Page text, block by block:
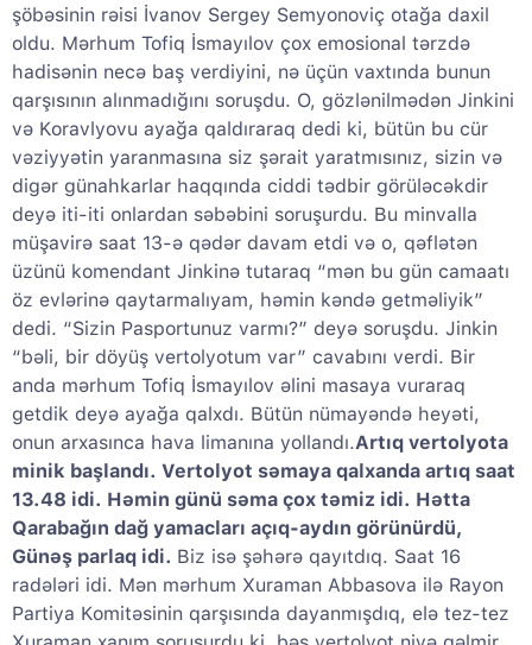
şöbəsinin rəisi İvanov Sergey Semyonoviç otağa daxil
oldu. Mərhum Tofiq İsmayılov çox emosional tərzdə
hadisənin necə baş verdiyini, nə üçün vaxtında bunun
qarşısının alınmadığını soruşdu. O, gözlənilmədən Jinkini
və Koravlyovu ayağa qaldıraraq dedi ki, bütün bu cür
vəziyyətin yaranmasına siz şərait yaratmısınız, sizin və
digər günahkarlar haqqında ciddi tədbir görüləcəkdir
deyə iti-iti onlardan səbəbini soruşurdu. Bu minvalla
müşavirə saat 13-ə qədər davam etdi və o, qəflətən
üzünü komendant Jinkinə tutaraq “mən bu gün camaatı
öz evlərinə qaytarmalıyam, həmin kəndə getməliyik”
dedi. “Sizin Pasportunuz varmı?” deyə soruşdu. Jinkin
“bəli, bir döyüş vertolyotum var” cavabını verdi. Bir
anda mərhum Tofiq İsmayılov əlini masaya vuraraq
getdik deyə ayağa qalxdı. Bütün nümayəndə heyəti,
onun arxasınca hava limanına yollandı.Artıq vertolyota
minik başlandı. Vertolyot səmaya qalxanda artıq saat
13.48 idi. Həmin günü səma çox təmiz idi. Hətta
Qarabağın dağ yamacları açıq-aydın görünürdü,
Günəş parlaq idi. Biz isə şəhərə qayıtdıq. Saat 16
radələri idi. Mən mərhum Xuraman Abbasova ilə Rayon
Partiya Komitəsinin qarşısında dayanmışdıq, elə tez-tez